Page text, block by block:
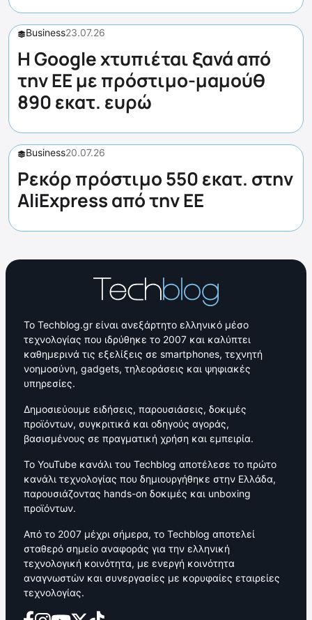
Business23.07.26
Η Google χτυπιέται ξανά από
την ΕΕ με πρόστιμο-μαμούθ
890 εκατ. ευρώ
Business20.07.26
Ρεκόρ πρόστιμο 550 εκατ. στην
AliExpress από την ΕΕ
Το Techblog.gr είναι ανεξάρτητο ελληνικό μέσο
τεχνολογίας που ιδρύθηκε το 2007 και καλύπτει
καθημερινά τις εξελίξεις σε smartphones, τεχνητή
νοημοσύνη, gadgets, τηλεοράσεις και ψηφιακές
υπηρεσίες.
Δημοσιεύουμε ειδήσεις, παρουσιάσεις, δοκιμές
προϊόντων, συγκριτικά και οδηγούς αγοράς,
βασισμένους σε πραγματική χρήση και εμπειρία.
Το YouTube κανάλι του Techblog αποτέλεσε το πρώτο
κανάλι τεχνολογίας που δημιουργήθηκε στην Ελλάδα,
παρουσιάζοντας hands-on δοκιμές και unboxing
προϊόντων.
Από το 2007 μέχρι σήμερα, το Techblog αποτελεί
σταθερό σημείο αναφοράς για την ελληνική
τεχνολογική κοινότητα, με ενεργή κοινότητα
αναγνωστών και συνεργασίες με κορυφαίες εταιρείες
τεχνολογίας.